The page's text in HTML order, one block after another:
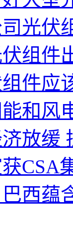
光伏
组件
组件
和风
放缓
CSA
巴西